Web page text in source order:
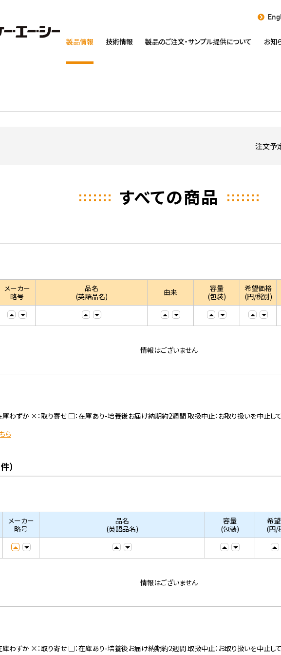
製品情報 技術情報 製品のご注文・サンプル提供について お知
注文予
すべての商品
メーカー
略号
品名
(英語品名)
由来
容量
(包装)
希望価格
(円/税別)
情報はございません
わずか ×：取り寄せ □：在庫あり-培養後お届け納期約2週間 取扱中止：お取り扱いを中止して
ら
）
メーカー
略号
品名
(英語品名)
容量
(包装)
希
(円/
情報はございません
わずか ×：取り寄せ □：在庫あり-培養後お届け納期約2週間 取扱中止：お取り扱いを中止して